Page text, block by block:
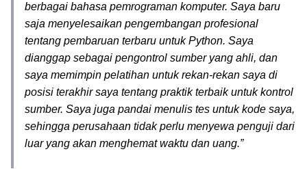
berbagai bahasa pemrograman komputer. Saya baru
saja menyelesaikan pengembangan profesional
tentang pembaruan terbaru untuk Python. Saya
dianggap sebagai pengontrol sumber yang ahli, dan
saya memimpin pelatihan untuk rekan-rekan saya di
posisi terakhir saya tentang praktik terbaik untuk kontrol
sumber. Saya juga pandai menulis tes untuk kode saya,
sehingga perusahaan tidak perlu menyewa penguji dari
luar yang akan menghemat waktu dan uang.”